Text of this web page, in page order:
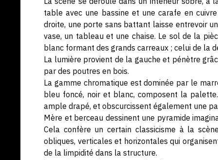
table avec une bassine et une carafe en
droite, une porte sans battant laisse entrevoir
vase, un tableau et une chaise. Le sol de la
blanc formant des grands carreaux ; celui de la
La lumière provient de la gauche et pénètre
par des poutres en bois.
La gamme chromatique est dominée par le
bleu foncé, noir et blanc, composent la
ample drapé, et obscurcissent également une
Mère et berceau dessinent une pyramide
Cela confère un certain classicisme à la
obliques, verticales et horizontales qui
de la limpidité dans la structure.